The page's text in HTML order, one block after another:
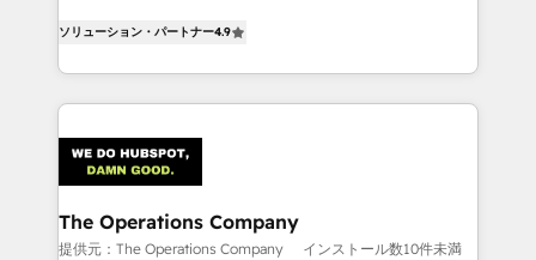
Barcelona and operating across Spain, LATAM, and
the UK, we support global companies in building
smarter marketing, sales, and customer success
Iberia (Spain & Portugal), we combine human insight
with intelligent automation to drive sustainable
growth. Our multidisciplinary team designs solutions
that simplify complexity, boost performance, and
ソリューション・パートナー4.9
The Operations Company
提供元：The Operations Company インストール数10件未満